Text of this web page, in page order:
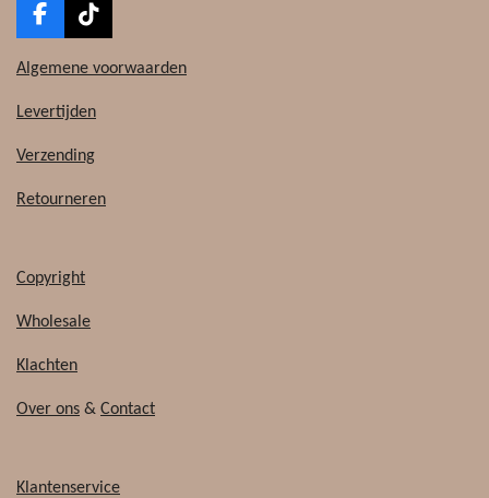
F
c
b
o
T
k
o
Algemene voorwaarden
Levertijden
Verzending
Retourneren
Copyright
Wholesale
Klachten
Over ons & Contact
Klantenservice